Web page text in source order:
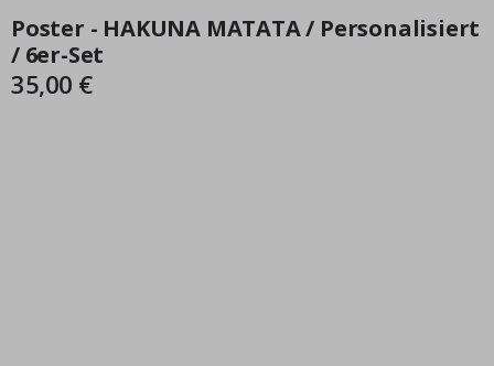
Sie könnten auch
darunter leiden ✔
Korb
Zum
Ende
der
Bildgalerie
Zum
Anfang
der
Bildgalerie
Poster - HAKUNA MATATA / Personalisiert
/ 6er-Set
35,00 €